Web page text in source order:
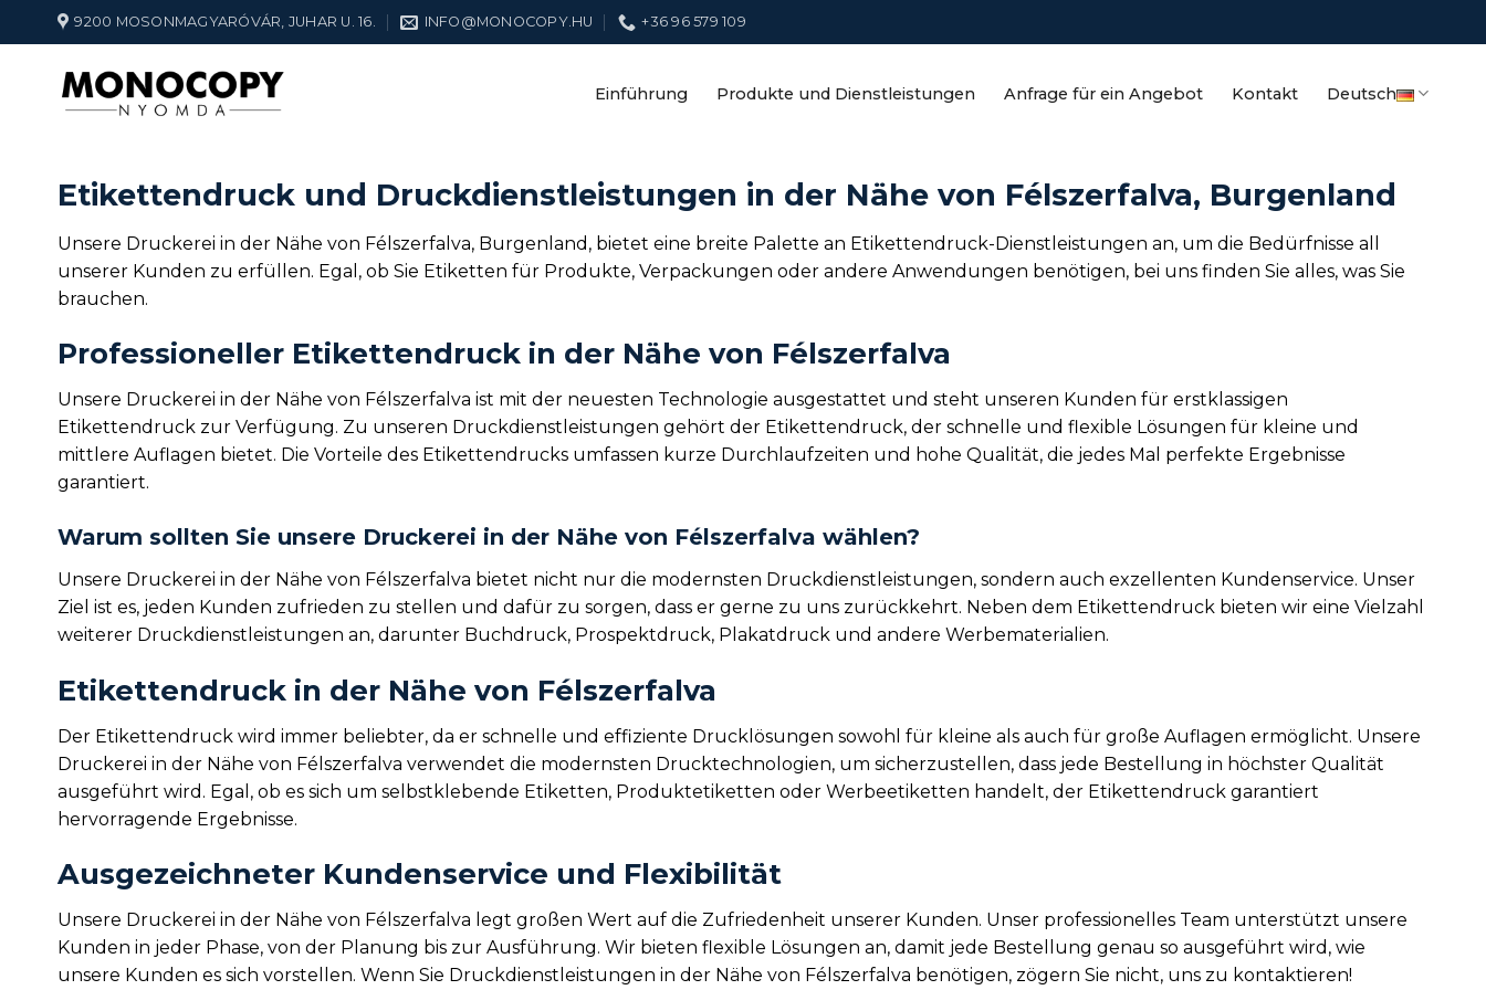
Inhalt
springen
9200 MOSONMAGYARÓVÁR, JUHAR U. 16. INFO@MONOCOPY.HU +36 96 579 109
Einführung Produkte und Dienstleistungen Anfrage für ein Angebot Kontakt Deutsch
Etikettendruck und Druckdienstleistungen in der Nähe von Félszerfalva, Burgenland
Unsere Druckerei in der Nähe von Félszerfalva, Burgenland, bietet eine breite Palette an Etikettendruck-Dienstleistungen an, um die Bedürfnisse all
unserer Kunden zu erfüllen. Egal, ob Sie Etiketten für Produkte, Verpackungen oder andere Anwendungen benötigen, bei uns finden Sie alles, was Sie
brauchen.
Professioneller Etikettendruck in der Nähe von Félszerfalva
Unsere Druckerei in der Nähe von Félszerfalva ist mit der neuesten Technologie ausgestattet und steht unseren Kunden für erstklassigen
Etikettendruck zur Verfügung. Zu unseren Druckdienstleistungen gehört der Etikettendruck, der schnelle und flexible Lösungen für kleine und
mittlere Auflagen bietet. Die Vorteile des Etikettendrucks umfassen kurze Durchlaufzeiten und hohe Qualität, die jedes Mal perfekte Ergebnisse
garantiert.
Warum sollten Sie unsere Druckerei in der Nähe von Félszerfalva wählen?
Unsere Druckerei in der Nähe von Félszerfalva bietet nicht nur die modernsten Druckdienstleistungen, sondern auch exzellenten Kundenservice. Unser
Ziel ist es, jeden Kunden zufrieden zu stellen und dafür zu sorgen, dass er gerne zu uns zurückkehrt. Neben dem Etikettendruck bieten wir eine Vielzahl
weiterer Druckdienstleistungen an, darunter Buchdruck, Prospektdruck, Plakatdruck und andere Werbematerialien.
Etikettendruck in der Nähe von Félszerfalva
Der Etikettendruck wird immer beliebter, da er schnelle und effiziente Drucklösungen sowohl für kleine als auch für große Auflagen ermöglicht. Unsere
Druckerei in der Nähe von Félszerfalva verwendet die modernsten Drucktechnologien, um sicherzustellen, dass jede Bestellung in höchster Qualität
ausgeführt wird. Egal, ob es sich um selbstklebende Etiketten, Produktetiketten oder Werbeetiketten handelt, der Etikettendruck garantiert
hervorragende Ergebnisse.
Ausgezeichneter Kundenservice und Flexibilität
Unsere Druckerei in der Nähe von Félszerfalva legt großen Wert auf die Zufriedenheit unserer Kunden. Unser professionelles Team unterstützt unsere
Kunden in jeder Phase, von der Planung bis zur Ausführung. Wir bieten flexible Lösungen an, damit jede Bestellung genau so ausgeführt wird, wie
unsere Kunden es sich vorstellen. Wenn Sie Druckdienstleistungen in der Nähe von Félszerfalva benötigen, zögern Sie nicht, uns zu kontaktieren!